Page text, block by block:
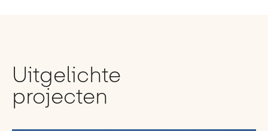
Uitgelichte
projecten